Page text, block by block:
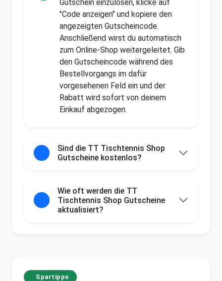
Gutschein einzulösen, klicke auf
"Code anzeigen" und kopiere den
angezeigten Gutscheincode.
Anschließend wirst du automatisch
zum Online-Shop weitergeleitet. Gib
den Gutscheincode während des
Bestellvorgangs im dafür
vorgesehenen Feld ein und der
Rabatt wird sofort von deinem
Einkauf abgezogen.
Sind die TT Tischtennis Shop
Gutscheine kostenlos?
Wie oft werden die TT
Tischtennis Shop Gutscheine
aktualisiert?
Spartipps